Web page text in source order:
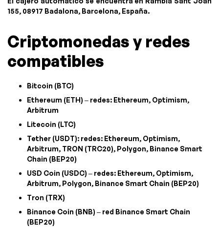
155, 08917 Badalona, Barcelona, España.
Criptomonedas y redes
compatibles
Bitcoin (BTC)
Ethereum (ETH) – redes: Ethereum, Optimism,
Arbitrum
Litecoin (LTC)
Tether (USDT): redes: Ethereum, Optimism,
Arbitrum, TRON (TRC20), Polygon, Binance Smart
Chain (BEP20)
USD Coin (USDC) – redes: Ethereum, Optimism,
Arbitrum, Polygon, Binance Smart Chain (BEP20)
Tron (TRX)
Binance Coin (BNB) – red Binance Smart Chain
(BEP20)